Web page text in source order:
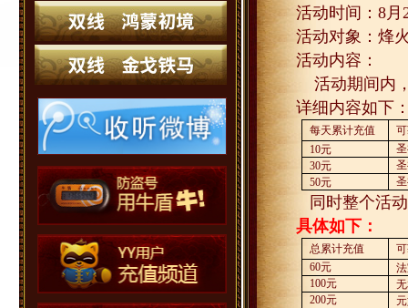
活动时间： 8月
活动对象：烽
活动内容：
活动期间内
详细内容如下
每天累计充值
10元
30元
50元
同时整个活
具体如下：
总累计充值
60元
100元
200元